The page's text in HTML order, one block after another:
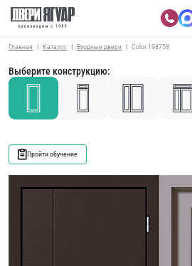
Главная Каталог Входные двери Color 198758
Выберите конструкцию:
Пройти обучение